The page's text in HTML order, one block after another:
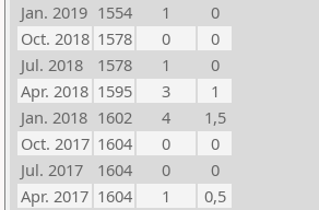
Jan. 2019 1554 1
0
Oct. 2018 1578 0
0
Jul. 2018
1578 1
0
Apr. 2018 1595 3
1
Jan. 2018 1602 4
1,5
Oct. 2017 1604 0
0
Jul. 2017
1604 0
0
Apr. 2017 1604 1
0,5